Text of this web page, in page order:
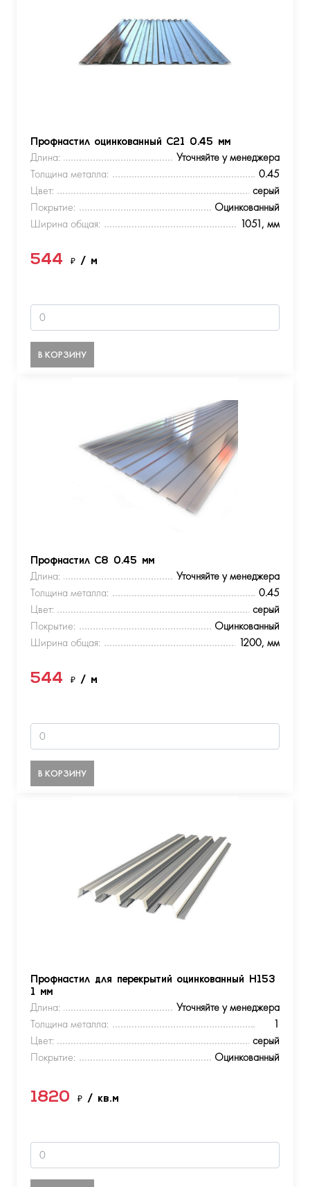
Профнастил оцинкованный С21 0.45 мм
Длина:
Уточняйте у менеджера
Толщина металла:
0.45
Цвет:
серый
Покрытие:
Оцинкованный
Ширина общая:
1051, мм
544 ₽ / м
В КОРЗИНУ
Профнастил С8 0.45 мм
Длина:
Уточняйте у менеджера
Толщина металла:
0.45
Цвет:
серый
Покрытие:
Оцинкованный
Ширина общая:
1200, мм
544 ₽ / м
В КОРЗИНУ
Профнастил для перекрытий оцинкованный Н153
1 мм
Длина:
Уточняйте у менеджера
Толщина металла:
1
Цвет:
серый
Покрытие:
Оцинкованный
1820 ₽ / кв.м